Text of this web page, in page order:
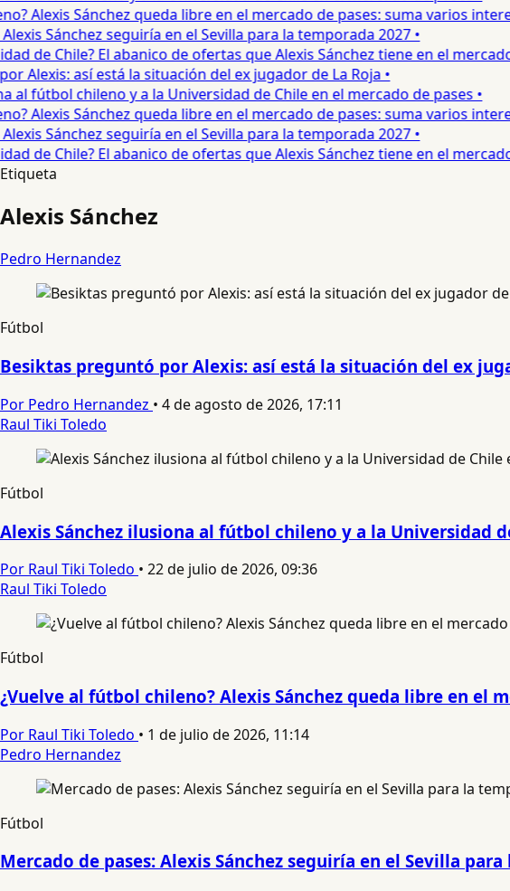
Alexis Sánchez queda libre en el mercado de pases: suma varios
Sánchez seguiría en el Sevilla para la temporada 2027 •
de Chile? El abanico de ofertas que Alexis Sánchez tiene en el mercado
Alexis: así está la situación del ex jugador de La Roja •
fútbol chileno y a la Universidad de Chile en el mercado de pases •
Alexis Sánchez queda libre en el mercado de pases: suma varios
Sánchez seguiría en el Sevilla para la temporada 2027 •
de Chile? El abanico de ofertas que Alexis Sánchez tiene en el mercado
Etiqueta
Alexis Sánchez
Pedro Hernandez
Fútbol
Besiktas preguntó por Alexis: así está la situación del ex
Por Pedro Hernandez • 4 de agosto de 2026, 17:11
Raul Tiki Toledo
Fútbol
Alexis Sánchez ilusiona al fútbol chileno y a la Universidad
Por Raul Tiki Toledo • 22 de julio de 2026, 09:36
Raul Tiki Toledo
Fútbol
¿Vuelve al fútbol chileno? Alexis Sánchez queda libre en el
Por Raul Tiki Toledo • 1 de julio de 2026, 11:14
Pedro Hernandez
Fútbol
Mercado de pases: Alexis Sánchez seguiría en el Sevilla